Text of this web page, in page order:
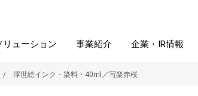
リューション 事業紹介 企業・IR情報
浮世絵インク・染料・40ml／写楽赤桜